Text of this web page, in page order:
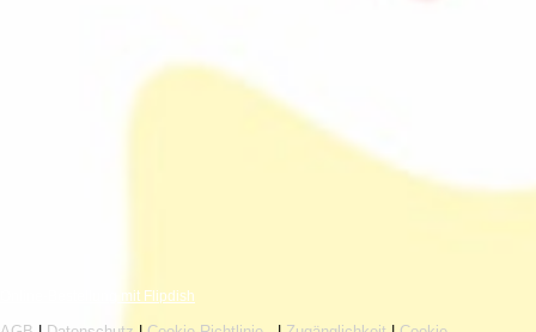
Online-Bestellung mit Flipdish